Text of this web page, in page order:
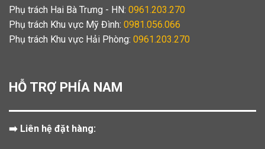
Phụ trách Hai Bà Trưng - HN: 0961.203.270
Phụ trách Khu vực Mỹ Đình: 0981.056.066
Phụ trách Khu vực Hải Phòng: 0961.203.270
HỖ TRỢ PHÍA NAM
➡️ Liên hệ đặt hàng: